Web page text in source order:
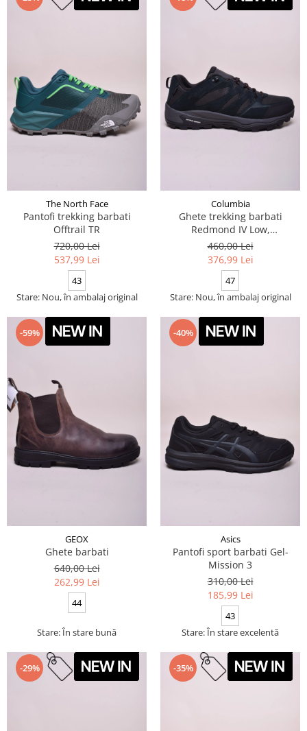
The North Face
Pantofi trekking barbati
Offtrail TR
720,00 Lei
537,99 Lei
43
Stare: Nou, în ambalaj original
Columbia
Ghete trekking barbati
Redmond IV Low,
impermeabile
460,00 Lei
376,99 Lei
47
Stare: Nou, în ambalaj original
-59%
GEOX
Ghete barbati
640,00 Lei
262,99 Lei
44
Stare: În stare bună
-40%
Asics
Pantofi sport barbati Gel-
Mission 3
310,00 Lei
185,99 Lei
43
Stare: În stare excelentă
-29% -35%